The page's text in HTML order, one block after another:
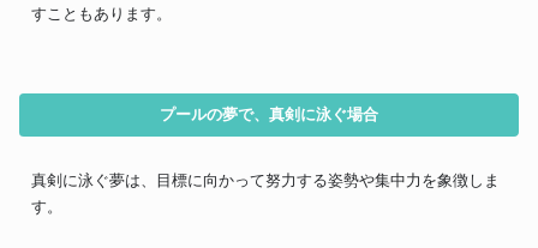
すこともあります。
プールの夢で、真剣に泳ぐ場合
真剣に泳ぐ夢は、目標に向かって努力する姿勢や集中力を象徴しま
す。